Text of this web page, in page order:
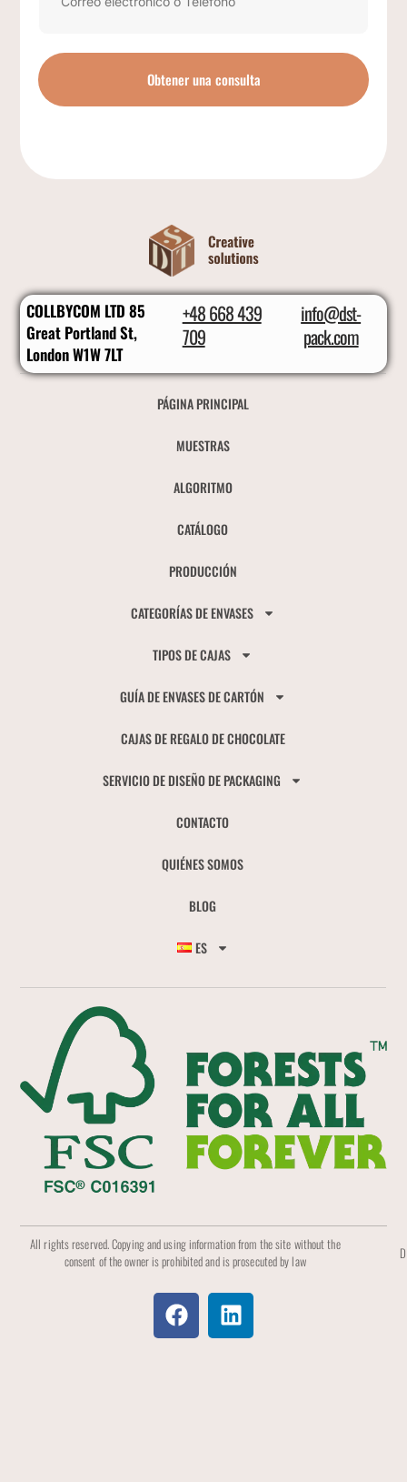
Obtener una consulta
COLLBYCOM LTD 85
Great Portland St,
London W1W 7LT
+48 668 439
709
info@dst-
pack.com
PÁGINA PRINCIPAL
MUESTRAS
ALGORITMO
CATÁLOGO
PRODUCCIÓN
CATEGORÍAS DE ENVASES
TIPOS DE CAJAS
GUÍA DE ENVASES DE CARTÓN
CAJAS DE REGALO DE CHOCOLATE
SERVICIO DE DISEÑO DE PACKAGING
CONTACTO
QUIÉNES SOMOS
BLOG
ES
All rights reserved. Copying and using information from the site without the
consent of the owner is prohibited and is prosecuted by law